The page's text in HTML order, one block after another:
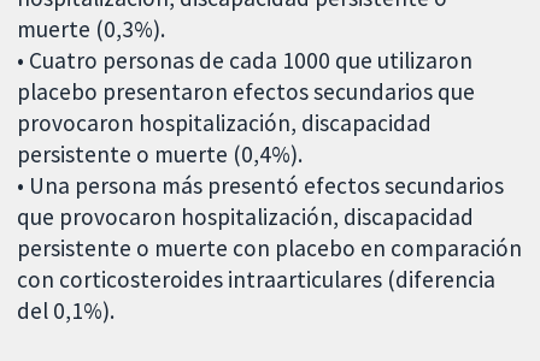
muerte (0,3%).
• Cuatro personas de cada 1000 que utilizaron
placebo presentaron efectos secundarios que
provocaron hospitalización, discapacidad
persistente o muerte (0,4%).
• Una persona más presentó efectos secundarios
que provocaron hospitalización, discapacidad
persistente o muerte con placebo en comparación
con corticosteroides intraarticulares (diferencia
del 0,1%).